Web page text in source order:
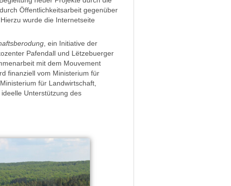
Öffentlichkeitsarbeit gegenüber
wurde die Internetseite
, ein Initiative der
Pafendall und Lëtzebuerger
mit dem Mouvement
finanziell vom Ministerium für
für Landwirtschaft,
Unterstützung des